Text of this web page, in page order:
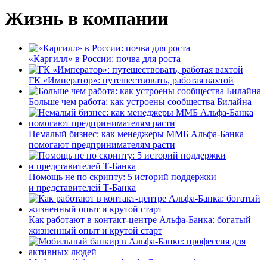
Жизнь в компании
«Каргилл» в России: почва для роста
ГК «Император»: путешествовать, работая вахтой
Больше чем работа: как устроены сообщества Билайна
Немалый бизнес: как менеджеры ММБ Альфа-Банка
помогают предпринимателям расти
Помощь не по скрипту: 5 историй поддержки
и представителей Т-Банка
Как работают в контакт-центре Альфа-Банка: богатый
жизненный опыт и крутой старт